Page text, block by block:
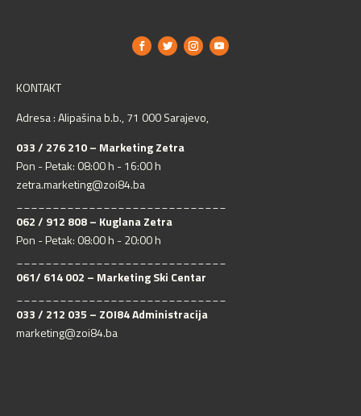
KONTAKT
Adresa : Alipašina b.b., 71 000 Sarajevo,
033 / 276 210 – Marketing Zetra
Pon - Petak: 08:00 h - 16:00 h
zetra.marketing@zoi84.ba
062 / 912 808 – Kuglana Zetra
Pon - Petak: 08:00 h - 20:00 h
061/ 614 002 – Marketing Ski Centar
033 / 212 035 – ZOI84 Administracija
marketing@zoi84.ba